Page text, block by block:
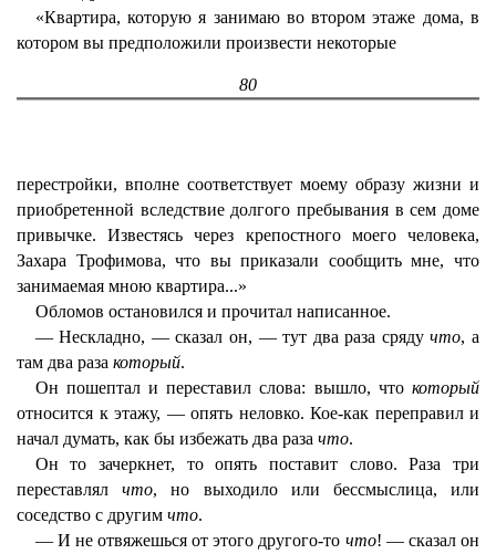
«Квартира, которую я занимаю во втором этаже дома, в
котором вы предположили произвести некоторые
80
перестройки, вполне соответствует моему образу жизни и
приобретенной вследствие долгого пребывания в сем доме
привычке. Известясь через крепостного моего человека,
Захара Трофимова, что вы приказали сообщить мне, что
занимаемая мною квартира...»
Обломов остановился и прочитал написанное.
— Нескладно, — сказал он, — тут два раза срядучто, а
там два раза который.
Он пошептал и переставил слова: вышло, что который
относится к этажу, — опять неловко. Кое-как переправил и
начал думать, как бы избежать два раза что.
Он то зачеркнет, то опять поставит слово. Раза три
переставлялчто, но выходило или бессмыслица, или
соседство с другим что.
— И не отвяжешься от этого другого-то что! — сказал он